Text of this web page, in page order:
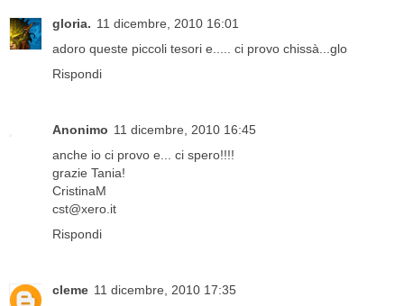
gloria. 11 dicembre, 2010 16:01
adoro queste piccoli tesori e..... ci provo chissà...glo
Rispondi
Anonimo 11 dicembre, 2010 16:45
anche io ci provo e... ci spero!!!!
grazie Tania!
CristinaM
cst@xero.it
Rispondi
cleme 11 dicembre, 2010 17:35